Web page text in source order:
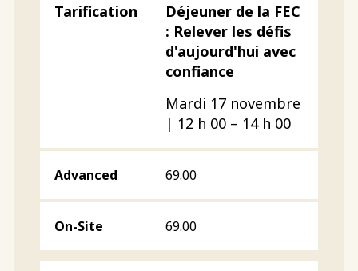
Déjeuner de la FEC
: Relever les défis
d'aujourd'hui avec
confiance
Mardi 17 novembre
| 12 h 00 – 14 h 00
69.00
69.00